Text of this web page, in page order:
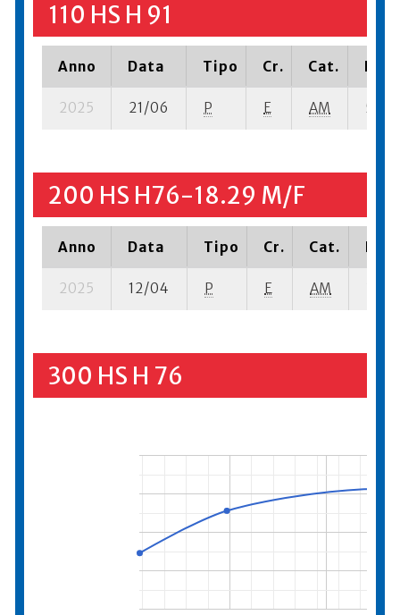
110 HS H 91
Anno Data Tipo Cr. Cat.
2025 21/06 P E AM 5 ba-
200 HS H76-18.29 M/F
Anno Data Tipo Cr. Cat.
2025 12/04 P E AM
300 HS H 76